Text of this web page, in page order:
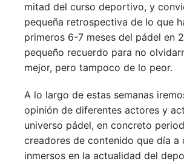
mitad del curso deportivo, y
pequeña retrospectiva de lo que
primeros 6-7 meses del pádel en
pequeño recuerdo para no
mejor, pero tampoco de lo peor.
A lo largo de estas semanas
opinión de diferentes actores y
universo pádel, en concreto
creadores de contenido que día a
inmersos en la actualidad del